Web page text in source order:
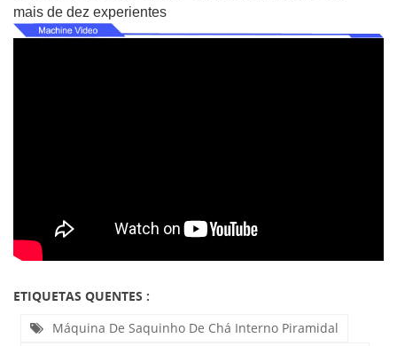
mais de dez experientes
ETIQUETAS QUENTES :
Máquina De Saquinho De Chá Interno Piramidal